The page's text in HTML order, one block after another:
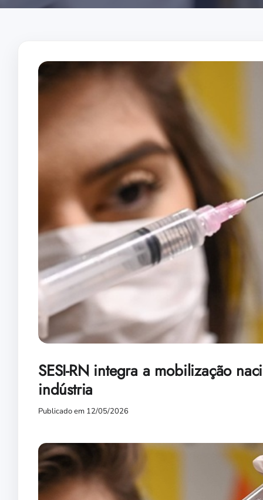
SESI-RN integra a mobilização
indústria
Publicado em 12/05/2026